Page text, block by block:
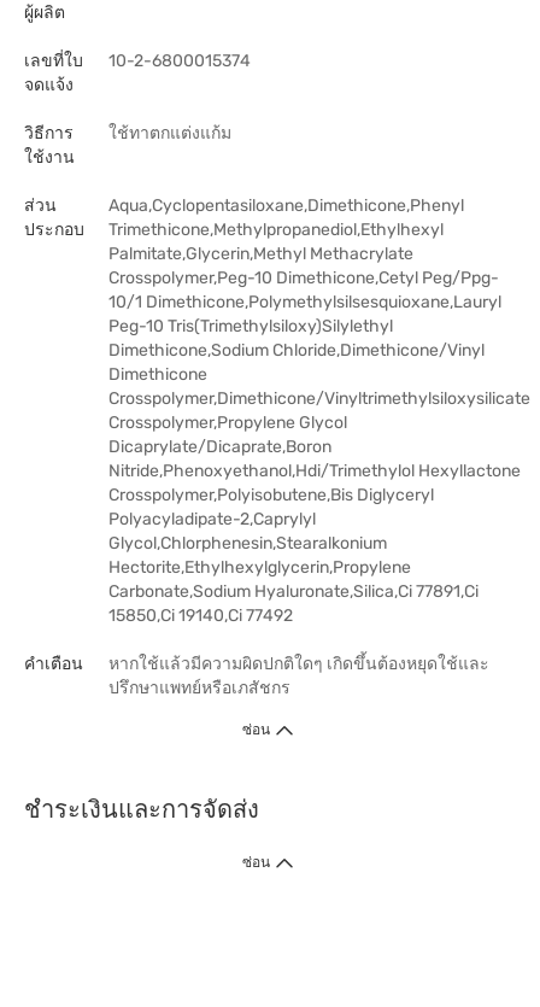
ผู้ผลิต
เลขที่ใบ
จดแจ้ง
10-2-6800015374
วิธีการ
ใช้งาน
ใช้ทาตกแต่งแก้ม
ส่วน
ประกอบ
Aqua,Cyclopentasiloxane,Dimethicone,Phenyl
Trimethicone,Methylpropanediol,Ethylhexyl
Palmitate,Glycerin,Methyl Methacrylate
Crosspolymer,Peg-10 Dimethicone,Cetyl Peg/Ppg-
10/1 Dimethicone,Polymethylsilsesquioxane,Lauryl
Peg-10 Tris(Trimethylsiloxy)Silylethyl
Dimethicone,Sodium Chloride,Dimethicone/Vinyl
Dimethicone
Crosspolymer,Dimethicone/Vinyltrimethylsiloxysilicate
Crosspolymer,Propylene Glycol
Dicaprylate/Dicaprate,Boron
Nitride,Phenoxyethanol,Hdi/Trimethylol Hexyllactone
Crosspolymer,Polyisobutene,Bis Diglyceryl
Polyacyladipate-2,Caprylyl
Glycol,Chlorphenesin,Stearalkonium
Hectorite,Ethylhexylglycerin,Propylene
Carbonate,Sodium Hyaluronate,Silica,Ci 77891,Ci
15850,Ci 19140,Ci 77492
คำเตือน
หากใช้แล้วมีความผิดปกติใดๆ เกิดขึ้นต้องหยุดใช้และ
ปรึกษาแพทย์หรือเภสัชกร
ซ่อน
ชำระเงินและการจัดส่ง
ซ่อน